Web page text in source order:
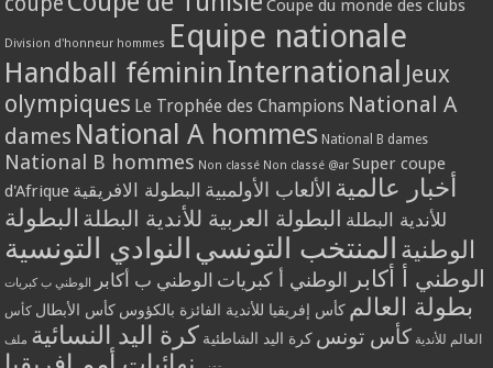
Coupe du monde des clubs
Division d'honneur hommes Equipe nationale
Handball féminin International Jeux
olympiques Le Trophée des Champions National A
dames National A hommes National B dames
National B hommes Non classé Non classé @ar Super coupe
d'Afrique
أخبار عالمية الألعاب الأولمبية البطولة الافريقية
للأندية البطلة البطولة العربية للأندية البطلة البطولة
الوطنية المنتخب التونسي النوادي التونسية
الوطني أ أكابر الوطني أ كبريات الوطني ب أكابر الوطني ب كبريات
بطولة العالم كأس إفريقيا للأندية الفائزة بالكؤوس كأس الأبطال كأس
العالم للأندية كأس تونس كرة اليد الشاطئية كرة اليد النسائية ملف